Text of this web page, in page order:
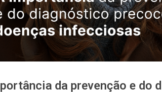
da prevenção e do